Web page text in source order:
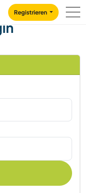
Registrieren